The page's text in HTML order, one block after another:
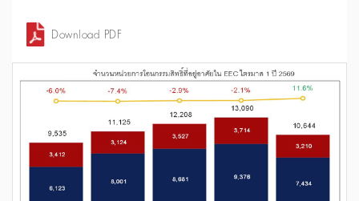
Download PDF